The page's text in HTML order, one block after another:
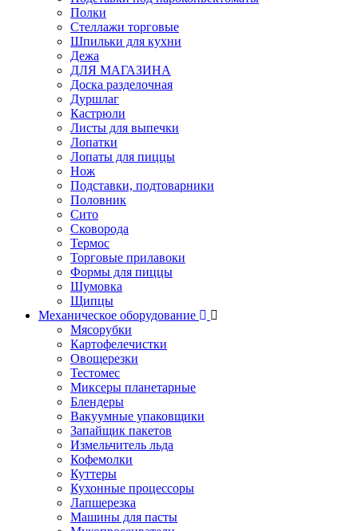
Полки
Стеллажи торговые
Шпильки для кухни
Дежа
ДЛЯ МАГАЗИНА
Доска разделочная
Дуршлаг
Кастрюли
Листы для выпечки
Лопатки
Лопаты для пиццы
Нож
Подставки, подтоварники
Половник
Сито
Сковорода
Термос
Торговые прилавоки
Формы для пиццы
Шумовка
Щипцы
Механическое оборудование
Мясорубки
Картофелечистки
Овощерезки
Тестомес
Миксеры планетарные
Блендеры
Вакуумные упаковщики
Запайщик пакетов
Измельчитель льда
Кофемолки
Куттеры
Кухонные процессоры
Лапшерезка
Машины для пасты